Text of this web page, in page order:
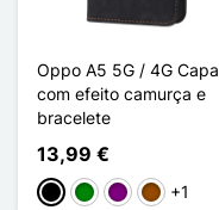
Oppo A5 5G / 4G Capa
com efeito camurça e
bracelete
13,99 €
PretoVerdePúrpuraCastanho
+1